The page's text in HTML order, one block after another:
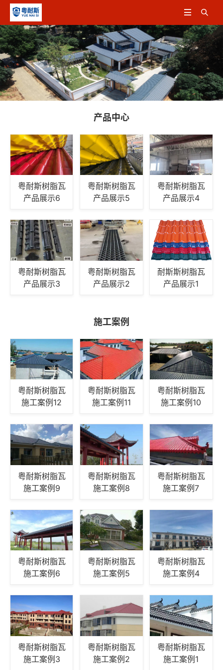


产品中心
粤耐斯树脂瓦
产品展示6
粤耐斯树脂瓦
产品展示5
粤耐斯树脂瓦
产品展示4
粤耐斯树脂瓦
产品展示3
粤耐斯树脂瓦
产品展示2
耐斯斯树脂瓦
产品展示1
施工案例
粤耐斯树脂瓦
施工案例12
粤耐斯树脂瓦
施工案例11
粤耐斯树脂瓦
施工案例10
粤耐斯树脂瓦
施工案例9
粤耐斯树脂瓦
施工案例8
粤耐斯树脂瓦
施工案例7
粤耐斯树脂瓦
施工案例6
粤耐斯树脂瓦
施工案例5
粤耐斯树脂瓦
施工案例4
粤耐斯树脂瓦
施工案例3
粤耐斯树脂瓦
施工案例2
粤耐斯树脂瓦
施工案例1